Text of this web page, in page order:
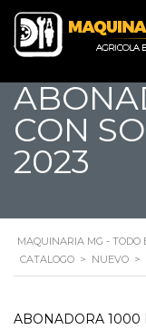
CON
2023
MAQUINARIA MG - TODO
CATALOGO > NUEVO >
ABONADORA 1000